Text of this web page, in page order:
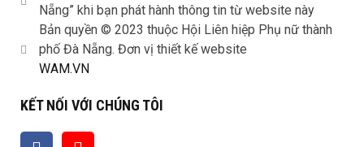
Nẵng” khi bạn phát hành thông tin từ website này
Bản quyền © 2023 thuộc Hội Liên hiệp Phụ nữ thành
phố Đà Nẵng. Đơn vị thiết kế website
WAM.VN
KẾT NỐI VỚI CHÚNG TÔI